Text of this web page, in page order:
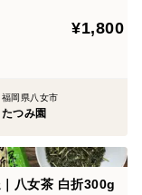
芽の1番おいしい
の山間にあり
¥1,800
福岡県八女市
たつみ園
八女茶 白折300g